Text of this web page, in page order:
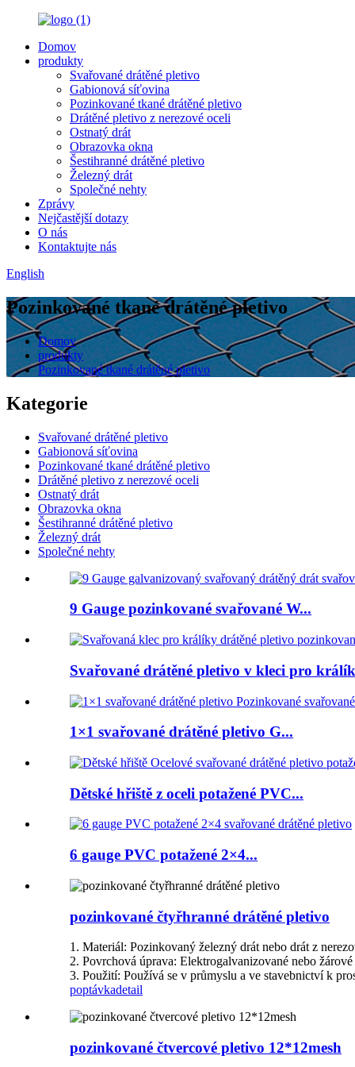
Domov
produkty
Svařované drátěné pletivo
Gabionová síťovina
Pozinkované tkané drátěné pletivo
Drátěné pletivo z nerezové oceli
Ostnatý drát
Obrazovka okna
Šestihranné drátěné pletivo
Železný drát
Společné nehty
Zprávy
Nejčastější dotazy
O nás
Kontaktujte nás
English
Pozinkované tkané drátěné pletivo
Domov
produkty
Pozinkované tkané drátěné pletivo
Kategorie
Svařované drátěné pletivo
Gabionová síťovina
Pozinkované tkané drátěné pletivo
Drátěné pletivo z nerezové oceli
Ostnatý drát
Obrazovka okna
Šestihranné drátěné pletivo
Železný drát
Společné nehty
9 Gauge pozinkované svařované W...
Svařované drátěné pletivo v kleci pro
1×1 svařované drátěné pletivo G...
Dětské hřiště z oceli potažené PVC...
6 gauge PVC potažené 2×4...
pozinkované čtyřhranné drátěné pletivo
1. Materiál: Pozinkovaný železný drát nebo drát z
2. Povrchová úprava: Elektrogalvanizované nebo
3. Použití: Používá se v průmyslu a ve stavebnictví k
poptávkadetail
pozinkované čtvercové pletivo 12*12mesh